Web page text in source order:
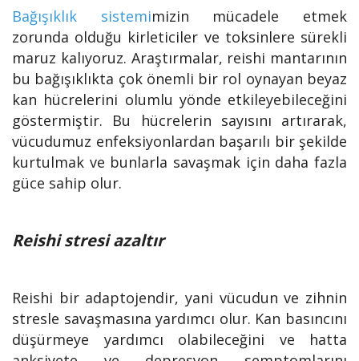
Bağışıklık sistemimizin mücadele etmek
zorunda olduğu kirleticiler ve toksinlere sürekli
maruz kalıyoruz. Araştırmalar, reishi mantarının
bu bağışıklıkta çok önemli bir rol oynayan beyaz
kan hücrelerini olumlu yönde etkileyebileceğini
göstermiştir. Bu hücrelerin sayısını artırarak,
vücudumuz enfeksiyonlardan başarılı bir şekilde
kurtulmak ve bunlarla savaşmak için daha fazla
güce sahip olur.
Reishi stresi azaltır
Reishi bir adaptojendir, yani vücudun ve zihnin
stresle savaşmasına yardımcı olur. Kan basıncını
düşürmeye yardımcı olabileceğini ve hatta